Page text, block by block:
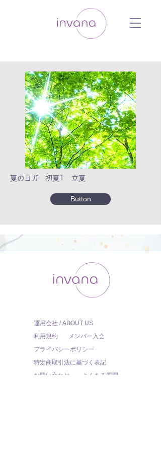
ガ 瞑想 栄養 医学 レッスン レクチャ
ー ​ストレス 免疫力 睡眠 メンタルヘル
夏のヨガ 初夏1 立夏
Button
運用会社 / ABOUT US
利用規約
メンバー入会
プライバシーポリシー
特定商取引法に基づく表記
お問い合わせ
よくある質問